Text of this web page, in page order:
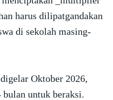
harus dilipatgandakan
di sekolah masing-
Oktober 2026,
untuk beraksi.